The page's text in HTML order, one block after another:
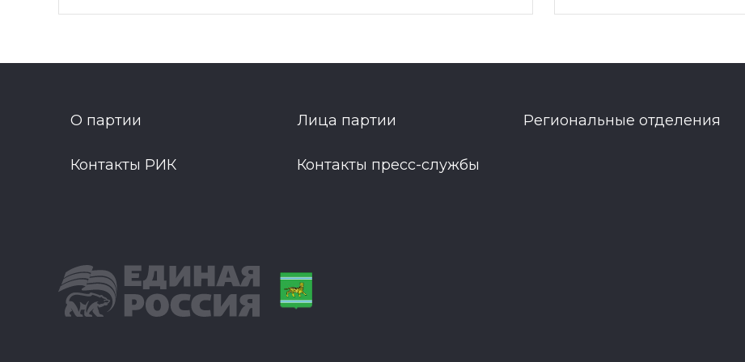
О партии Лица партии Региональные отделения
Контакты РИК Контакты пресс-службы